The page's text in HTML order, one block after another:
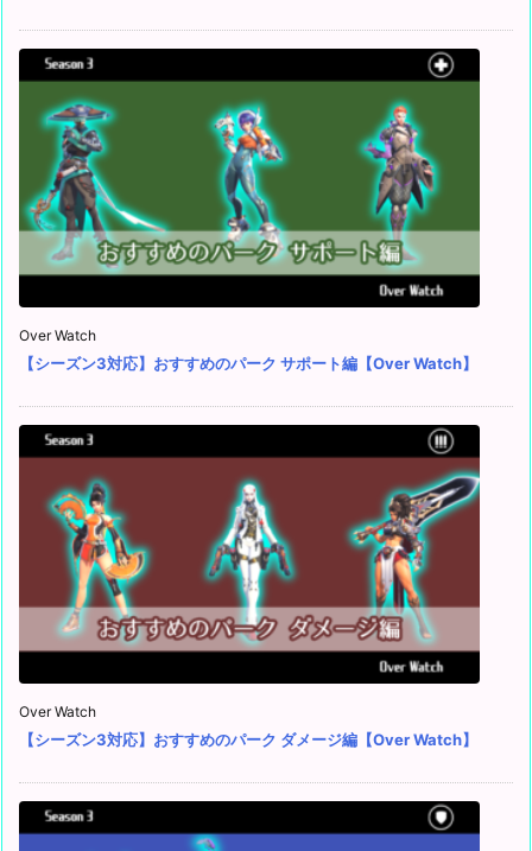
Over Watch
【シーズン3対応】おすすめのパーク サポート編【Over Watch】
Over Watch
【シーズン3対応】おすすめのパーク ダメージ編【Over Watch】